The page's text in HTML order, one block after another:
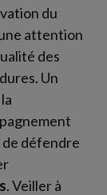
du
attention
des
Un
défendre
. Veiller à